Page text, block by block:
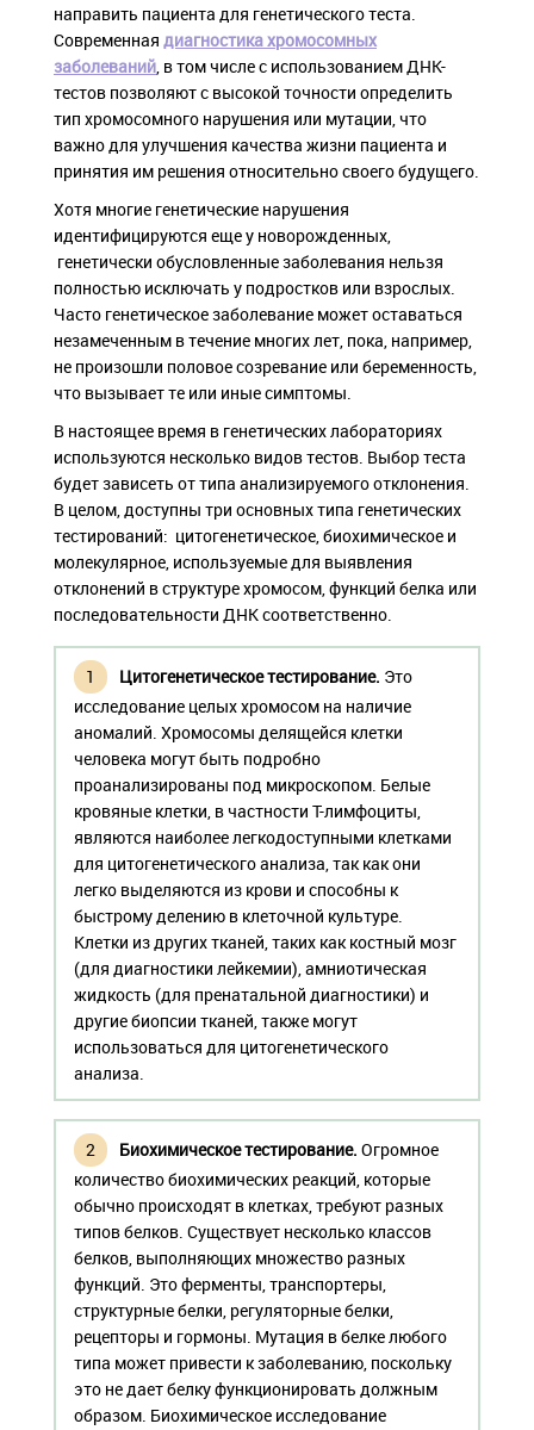
направить пациента для генетического теста.
Современная диагностика хромосомных
заболеваний , в том числе с использованием ДНК-
тестов позволяют с высокой точности определить
тип хромосомного нарушения или мутации, что
важно для улучшения качества жизни пациента и
принятия им решения относительно своего будущего.
Хотя многие генетические нарушения
идентифицируются еще у новорожденных,
генетически обусловленные заболевания нельзя
полностью исключать у подростков или взрослых.
Часто генетическое заболевание может оставаться
незамеченным в течение многих лет, пока, например,
не произошли половое созревание или беременность,
что вызывает те или иные симптомы.
В настоящее время в генетических лабораториях
используются несколько видов тестов. Выбор теста
будет зависеть от типа анализируемого отклонения.
В целом, доступны три основных типа генетических
тестирований: цитогенетическое, биохимическое и
молекулярное, используемые для выявления
отклонений в структуре хромосом, функций белка или
последовательности ДНК соответственно.
Цитогенетическое тестирование. Это
исследование целых хромосом на наличие
аномалий. Хромосомы делящейся клетки
человека могут быть подробно
проанализированы под микроскопом. Белые
кровяные клетки, в частности Т-лимфоциты,
являются наиболее легкодоступными клетками
для цитогенетического анализа, так как они
легко выделяются из крови и способны к
быстрому делению в клеточной культуре.
Клетки из других тканей, таких как костный мозг
(для диагностики лейкемии), амниотическая
жидкость (для пренатальной диагностики) и
другие биопсии тканей, также могут
использоваться для цитогенетического
анализа.
Биохимическое тестирование. Огромное
количество биохимических реакций, которые
обычно происходят в клетках, требуют разных
типов белков. Существует несколько классов
белков, выполняющих множество разных
функций. Это ферменты, транспортеры,
структурные белки, регуляторные белки,
рецепторы и гормоны. Мутация в белке любого
типа может привести к заболеванию, поскольку
это не дает белку функционировать должным
образом. Биохимическое исследование